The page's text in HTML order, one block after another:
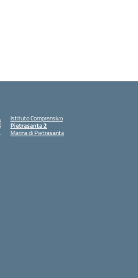
Istituto Comprensivo
Pietrasanta 2
Marina di Pietrasanta